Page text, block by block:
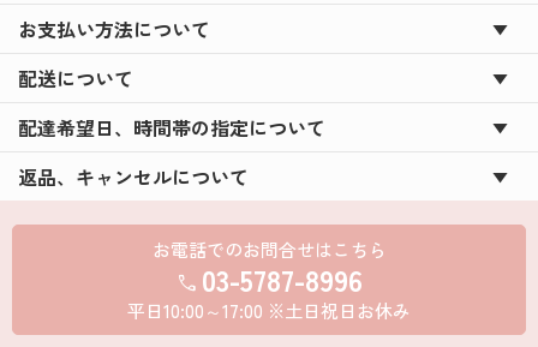
お支払い方法について
配送について
配達希望日、時間帯の指定について
返品、キャンセルについて
お電話でのお問合せはこちら
call 03-5787-8996
平日10:00～17:00 ※土日祝日お休み